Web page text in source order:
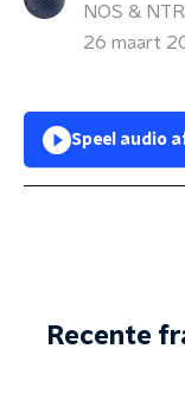
NOS & NTR
26 maart
Speel audio
Recente